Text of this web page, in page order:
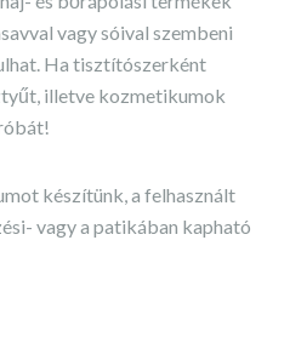
vagy sóival szembeni
Ha tisztítószerként
illetve kozmetikumok
készítünk, a felhasznált
vagy a patikában kapható